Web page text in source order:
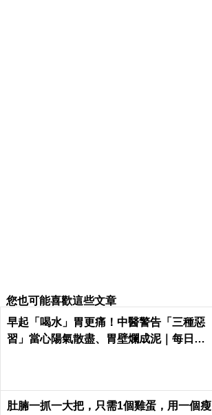
您也可能喜歡這些文章
早起「喝水」胃更痛！中醫警告「三種惡
習」當心陽氣散盡、胃壁爛成泥｜每日健
肚腩一抓一大把，只需1個雞蛋，用一個瘦